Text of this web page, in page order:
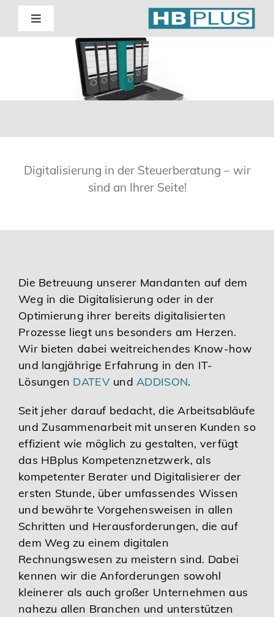
Skip
content
Toggle
Navigation
Unternehmensberatung
Karriere
Services
Digitalisierung in der Steuerberatung – wir
sind an Ihrer Seite!
Die Betreuung unserer Mandanten auf dem
Weg in die Digitalisierung oder in der
Optimierung ihrer bereits digitalisierten
Prozesse liegt uns besonders am Herzen.
Wir bieten dabei weitreichendes Know-how
und langjährige Erfahrung in den IT-
Lösungen DATEVundADDISON.
Seit jeher darauf bedacht, die Arbeitsabläufe
und Zusammenarbeit mit unseren Kunden so
effizient wie möglich zu gestalten, verfügt
das HBplus Kompetenznetzwerk, als
kompetenter Berater und Digitalisierer der
ersten Stunde, über umfassendes Wissen
und bewährte Vorgehensweisen in allen
Schritten und Herausforderungen, die auf
dem Weg zu einem digitalen
Rechnungswesen zu meistern sind. Dabei
kennen wir die Anforderungen sowohl
kleinerer als auch großer Unternehmen aus
nahezu allen Branchen und unterstützen